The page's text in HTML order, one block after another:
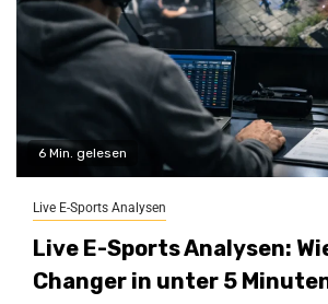
6 Min. gelesen
Live E-Sports Analysen
Live E-Sports Analysen:
Changer in unter 5